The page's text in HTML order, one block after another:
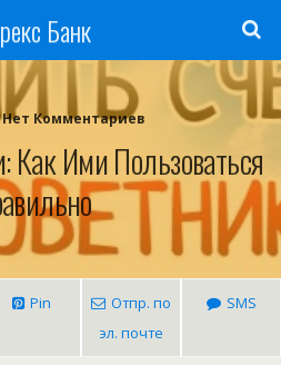
Банк
Нет Комментариев
Как Ими Пользоваться
Pin
Отпр. по
эл. почте
SMS